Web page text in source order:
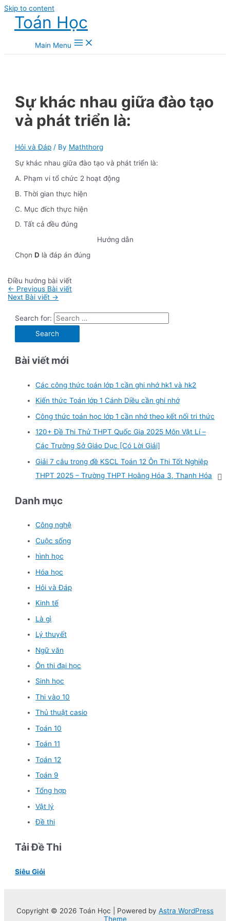
Skip to content
Toán Học
Main Menu
Sự khác nhau giữa đào tạo
và phát triển là:
Hỏi và Đáp / By Maththorg
Sự khác nhau giữa đào tạo và phát triển là:
A. Phạm vi tổ chức 2 hoạt động
B. Thời gian thực hiện
C. Mục đích thực hiện
D. Tất cả đều đúng
Hướng dẫn
ChọnD là đáp án đúng
Điều hướng bài viết
← Previous Bài viết
Next Bài viết →
Search for:
Bài viết mới
Các công thức toán lớp 1 cần ghi nhớ hk1 và hk2
Kiến thức Toán lớp 1 Cánh Diều cần ghi nhớ
Công thức toán học lớp 1 cần nhớ theo kết nối tri thức
120+ Đề Thi Thử THPT Quốc Gia 2025 Môn Vật Lí –
Các Trường Sở Giáo Dục [Có Lời Giải]
Giải 7 câu trong đề KSCL Toán 12 Ôn Thi Tốt Nghiệp
THPT 2025 – Trường THPT Hoằng Hóa 3, Thanh Hóa
Danh mục
Công nghệ
Cuộc sống
hình học
Hóa học
Hỏi và Đáp
Kinh tế
Là gì
Lý thuyết
Ngữ văn
Ôn thi đại học
Sinh học
Thi vào 10
Thủ thuật casio
Toán 10
Toán 11
Toán 12
Toán 9
Tổng hợp
Vật lý
Đề thi
Tải Đề Thi
Siêu Giỏi
Copyright © 2026 Toán Học | Powered by Astra WordPress
Theme